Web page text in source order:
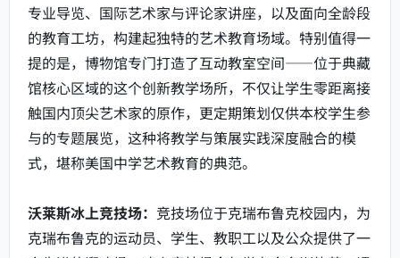
专业导览、国际艺术家与评论家讲座，以及面向全龄段
的教育工坊，构建起独特的艺术教育场域。特别值得一
提的是，博物馆专门打造了互动教室空间——位于典藏
馆核心区域的这个创新教学场所，不仅让学生零距离接
触国内顶尖艺术家的原作，更定期策划仅供本校学生参
与的专题展览，这种将教学与策展实践深度融合的模
式，堪称美国中学艺术教育的典范。
沃莱斯冰上竞技场： 竞技场位于克瑞布鲁克校园内，为
克瑞布鲁克的运动员、学生、教职工以及公众提供了一